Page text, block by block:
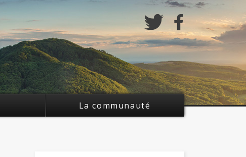
La communauté